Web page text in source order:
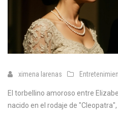
ximena larenas
El torbellino amoroso entre
nacido en el rodaje de